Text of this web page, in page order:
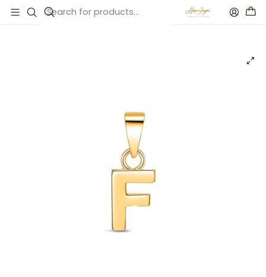
Inicio Catálogo Colgante inicial F con baño de oro